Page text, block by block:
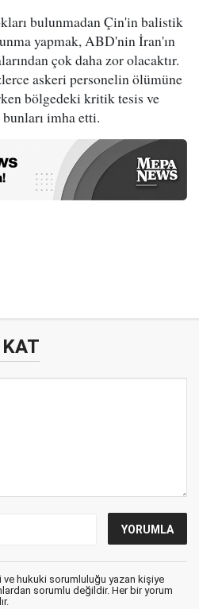
bulunmadan Çin'in balistik
yapmak, ABD'nin İran'ın
çok daha zor olacaktır.
askeri personelin ölümüne
bölgedeki kritik tesis ve
imha etti.
ve hukuki sorumluluğu yazan kişiye
sorumlu değildir. Her bir yorum